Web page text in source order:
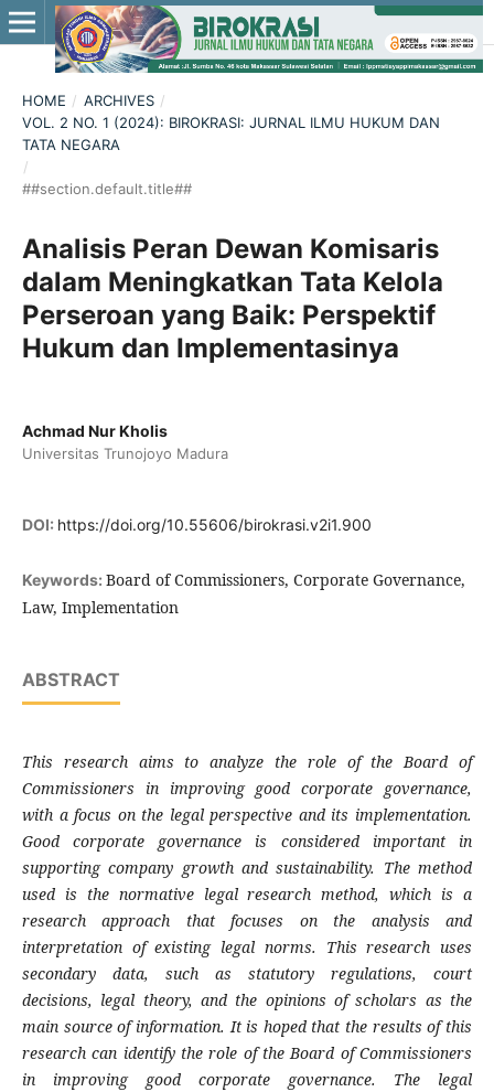
HOME / ARCHIVES /
VOL. 2 NO. 1 (2024): BIROKRASI: JURNAL ILMU HUKUM DAN
TATA NEGARA
/
##section.default.title##
Analisis Peran Dewan Komisaris
dalam Meningkatkan Tata Kelola
Perseroan yang Baik: Perspektif
Hukum dan Implementasinya
Achmad Nur Kholis
Universitas Trunojoyo Madura
DOI: https://doi.org/10.55606/birokrasi.v2i1.900
Keywords: Board of Commissioners, Corporate Governance,
Law, Implementation
ABSTRACT
This research aims to analyze the role of the Board of
Commissioners in improving good corporate governance,
with a focus on the legal perspective and its implementation.
Good corporate governance is considered important in
supporting company growth and sustainability. The method
used is the normative legal research method, which is a
research approach that focuses on the analysis and
interpretation of existing legal norms. This research uses
secondary data, such as statutory regulations, court
decisions, legal theory, and the opinions of scholars as the
main source of information. It is hoped that the results of this
research can identify the role of the Board of Commissioners
in improving good corporate governance. The legal